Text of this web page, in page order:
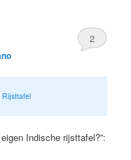
2
Rijsttafel
Indische rijsttafel?”: